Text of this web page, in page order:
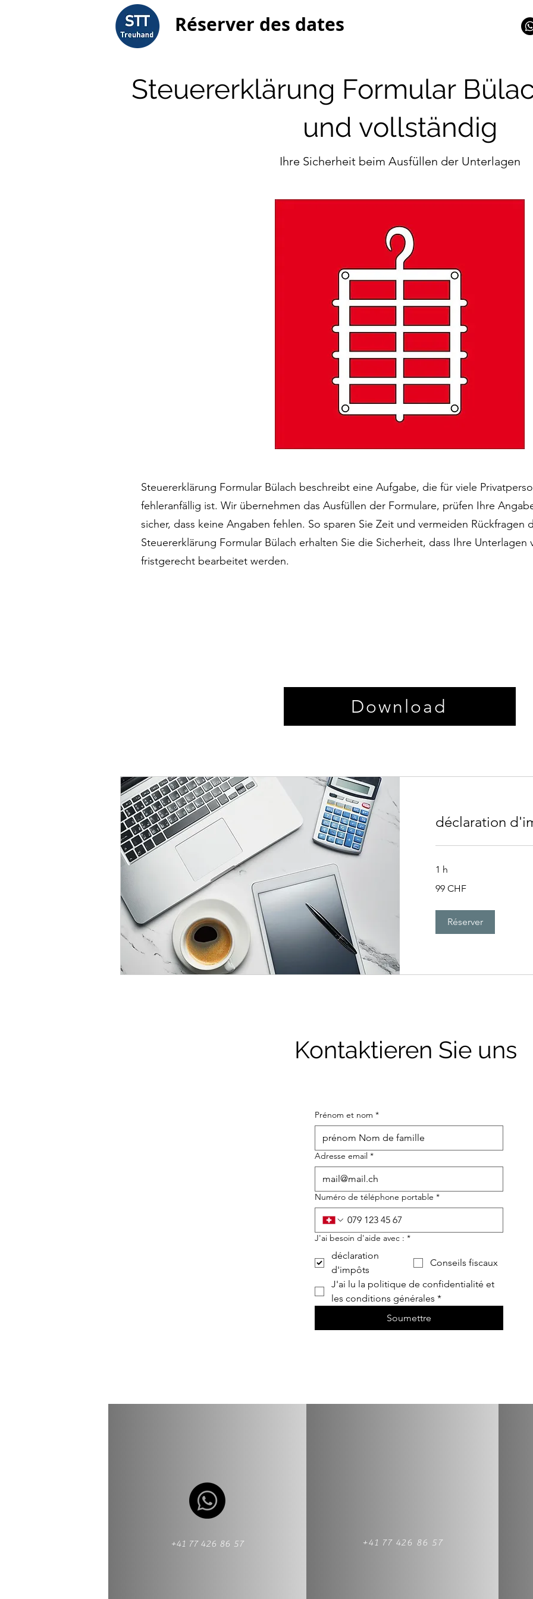
Réserver des dates
Steuererklärung Formular
und vollständig
Ihre Sicherheit beim Ausfüllen der Unterlagen
Steuererklärung Formular Bülach beschreibt eine Aufgabe, die für viele
fehleranfällig ist. Wir übernehmen das Ausfüllen der Formulare, prüfen Ihre
sicher, dass keine Angaben fehlen. So sparen Sie Zeit und vermeiden Rückfragen
Steuererklärung Formular Bülach erhalten Sie die Sicherheit, dass Ihre Unterlagen
fristgerecht bearbeitet werden.
Download
déclaration
1 h
francs
99 CHF
Réserver
Kontaktieren Sie uns
Prénom et nom *
Adresse email *
Numéro de téléphone portable *
J'ai besoin d'aide avec : *
déclaration
d'impôts
Conseils fiscaux
J'ai lu la politique de confidentialité et
les conditions générales *
Soumettre
+41 77 426 86 57 +41 77 426 86 57